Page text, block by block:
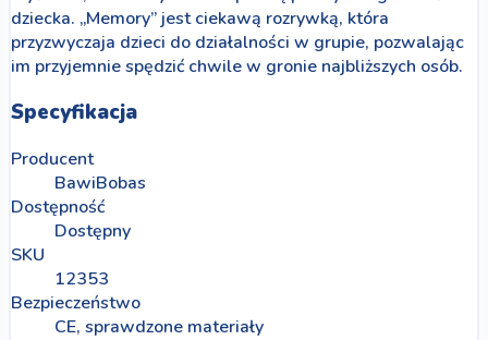
dziecka. „Memory” jest ciekawą rozrywką, która
przyzwyczaja dzieci do działalności w grupie, pozwalając
im przyjemnie spędzić chwile w gronie najbliższych osób.
Specyfikacja
Producent
BawiBobas
Dostępność
Dostępny
SKU
12353
Bezpieczeństwo
CE, sprawdzone materiały